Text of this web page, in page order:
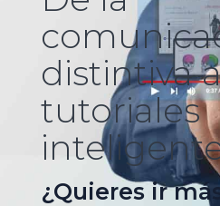
distintiva
tutoriales
¿Quieres ir